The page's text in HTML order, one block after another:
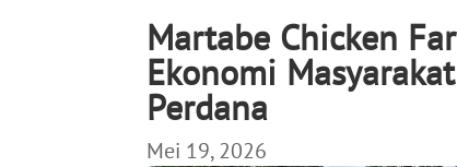
Martabe Chicken
Ekonomi
Perdana
Mei 19, 2026